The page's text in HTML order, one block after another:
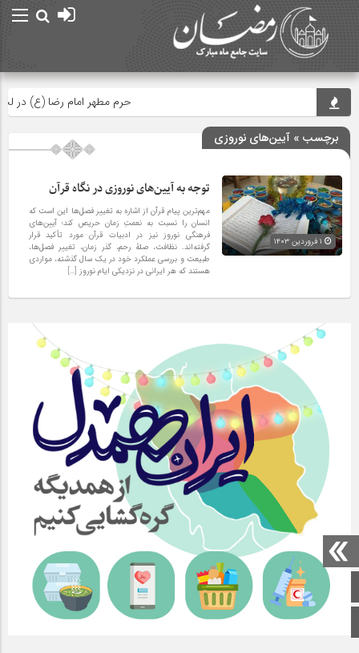
صفحه اصلی
اینستاگرام
حرم مطهر امام رضا (ع) در لحظه
برچسب » آیین‌های نوروزی
توجه به آیین‌های نوروزی در نگاه قرآن
مهم‌ترین پیام قرآن از اشاره به تغییر فصل‌ها این است که
انسان را نسبت به نعمتِ زمان حریص کند؛ آیین‌های
فرهنگی نوروز نیز در ادبیات قرآن مورد تأکید قرار
گرفته‌اند. نظافت، صلۀ رحم، گذر زمان، تغییر فصل‌ها،
طبیعت و بررسی عملکرد خود در یک سال گذشته، مواردی
هستند که هر ایرانی در نزدیکی ایام نوروز […]